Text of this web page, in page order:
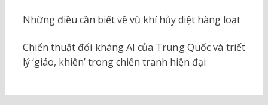
Những điều cần biết về vũ khí hủy diệt hàng loạt
Chiến thuật đối kháng AI của Trung Quốc và triết
lý ‘giáo, khiên’ trong chiến tranh hiện đại